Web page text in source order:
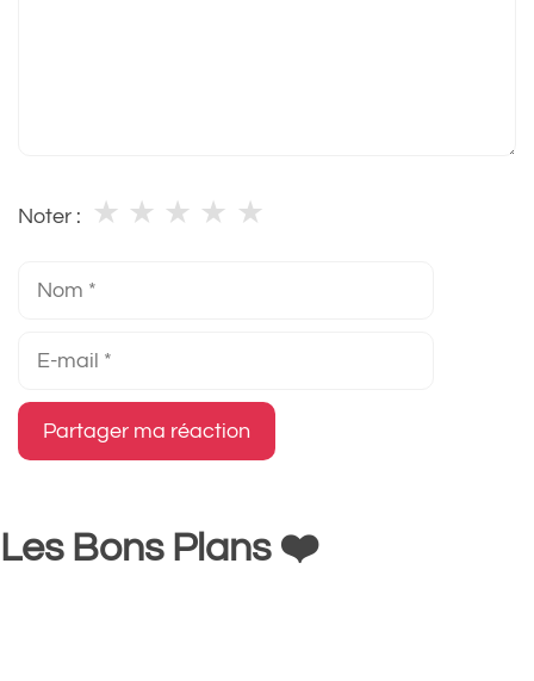
Noter : ★
★
★
★
★
Les Bons Plans ❤️